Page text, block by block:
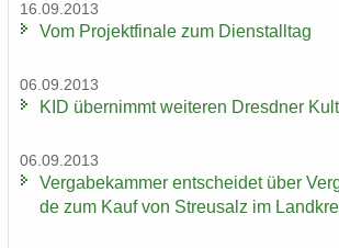
16.09.2013
Vom Pro­jekt­fi­na­le zum Dienst­all­tag
06.09.2013
KID über­nimmt wei­te­ren Dresd­ner
06.09.2013
Ver­ga­be­kam­mer ent­schei­det über
de zum Kauf von Streu­salz im